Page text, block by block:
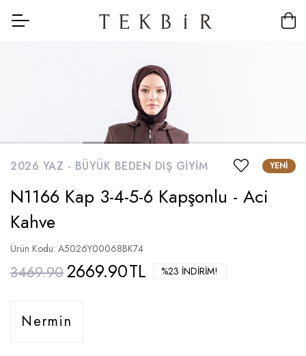
2026 YAZ - BÜYÜK BEDEN DIŞ GIYIM YENI
N1166 Kap 3-4-5-6 Kapşonlu - Aci
Kahve
Ürün Kodu: A5026Y00068BK74
3469.902669.90TL %23 İNDIRIM!
Nermin